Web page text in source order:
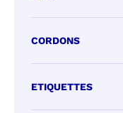
CORDONS
ETIQUETTES